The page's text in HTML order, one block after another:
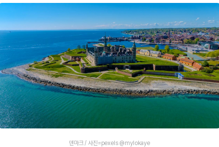
덴마크 / 사진=pexels @mylokaye